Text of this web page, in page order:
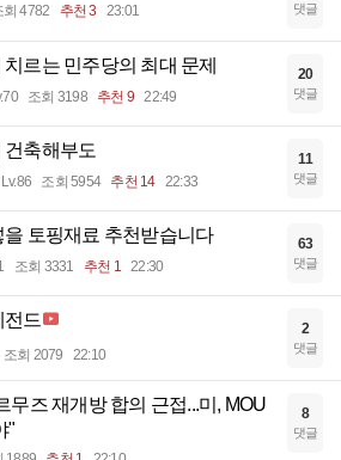
회 4782 추천 3 23:01 댓글
르는 민주당의 최대 문제
조회 3198 추천 9 22:49
20
댓글
건축해부도
Lv.86 조회 5954 추천 14 22:33
11
댓글
을 토핑재료 추천받습니다
조회 3331 추천 1 22:30
63
댓글
전드
조회 2079 22:10
2
댓글
무즈 재개방 합의 근접...미, MOU
"
8
댓글